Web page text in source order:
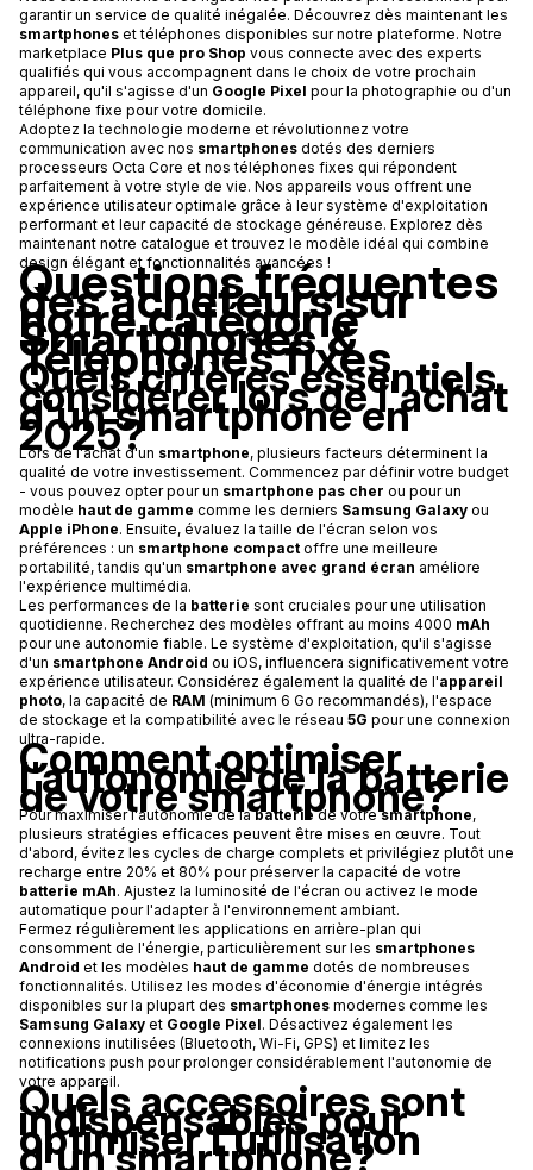
garantir un service de qualité inégalée. Découvrez dès maintenant les
smartphones et téléphones disponibles sur notre plateforme. Notre
marketplace Plus que pro Shop vous connecte avec des experts
qualifiés qui vous accompagnent dans le choix de votre prochain
appareil, qu'il s'agisse d'un Google Pixel pour la photographie ou d'un
téléphone fixe pour votre domicile.
Adoptez la technologie moderne et révolutionnez votre
communication avec nos smartphones dotés des derniers
processeurs Octa Core et nos téléphones fixes qui répondent
parfaitement à votre style de vie. Nos appareils vous offrent une
expérience utilisateur optimale grâce à leur système d'exploitation
performant et leur capacité de stockage généreuse. Explorez dès
maintenant notre catalogue et trouvez le modèle idéal qui combine
design élégant et fonctionnalités avancées !
Questions fréquentes
des acheteurs sur
notre catégorie
Smartphones &
Téléphones fixes
Quels critères essentiels
considérer lors de l'achat
d'un smartphone en
2025?
Lors de l'achat d'un smartphone, plusieurs facteurs déterminent la
qualité de votre investissement. Commencez par définir votre budget
- vous pouvez opter pour un smartphone pas cher ou pour un
modèle haut de gamme comme les derniers Samsung Galaxy ou
Apple iPhone. Ensuite, évaluez la taille de l'écran selon vos
préférences : un smartphone compactoffre une meilleure
portabilité, tandis qu'un smartphone avec grand écran améliore
l'expérience multimédia.
Les performances de la batterie sont cruciales pour une utilisation
quotidienne. Recherchez des modèles offrant au moins 4000 mAh
pour une autonomie fiable. Le système d'exploitation, qu'il s'agisse
d'un smartphone Android ou iOS, influencera significativement votre
expérience utilisateur. Considérez également la qualité de l'appareil
photo, la capacité de RAM (minimum 6 Go recommandés), l'espace
de stockage et la compatibilité avec le réseau 5G pour une connexion
ultra-rapide.
Comment optimiser
l'autonomie de la batterie
de votre smartphone?
Pour maximiser l'autonomie de labatteriede votresmartphone,
plusieurs stratégies efficaces peuvent être mises en œuvre. Tout
d'abord, évitez les cycles de charge complets et privilégiez plutôt une
recharge entre 20% et 80% pour préserver la capacité de votre
batterie mAh. Ajustez la luminosité de l'écran ou activez le mode
automatique pour l'adapter à l'environnement ambiant.
Fermez régulièrement les applications en arrière-plan qui
consomment de l'énergie, particulièrement sur les smartphones
Android et les modèles haut de gamme dotés de nombreuses
fonctionnalités. Utilisez les modes d'économie d'énergie intégrés
disponibles sur la plupart des smartphones modernes comme les
Samsung Galaxy et Google Pixel. Désactivez également les
connexions inutilisées (Bluetooth, Wi-Fi, GPS) et limitez les
notifications push pour prolonger considérablement l'autonomie de
votre appareil.
Quels accessoires sont
indispensables pour
optimiser l'utilisation
d'un smartphone?